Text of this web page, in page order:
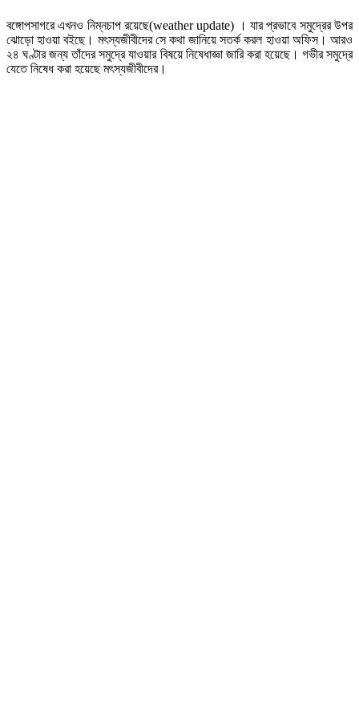
বঙ্গোপসাগরে এখনও নিম্নচাপ রয়েছে(weather update) । যার প্রভাবে সমুদ্রের উপর
ঝোড়ো হাওয়া বইছে। মৎস্যজীবীদের সে কথা জানিয়ে সতর্ক করল হাওয়া অফিস। আরও
২৪ ঘণ্টার জন্য তাঁদের সমুদ্রে যাওয়ার বিষয়ে নিষেধাজ্ঞা জারি করা হয়েছে। গভীর সমুদ্রে
যেতে নিষেধ করা হয়েছে মৎস্যজীবীদের।